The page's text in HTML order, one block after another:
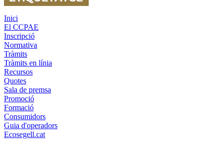
Inici
El CCPAE
Inscripció
Normativa
Tràmits
Tràmits en línia
Recursos
Quotes
Sala de premsa
Promoció
Formació
Consumidors
Guia d'operadors
Ecosegell.cat